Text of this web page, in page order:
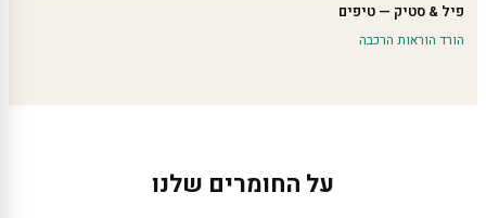
פיל & סטיק — טיפים
הורד הוראות הרכבה
על החומרים שלנו